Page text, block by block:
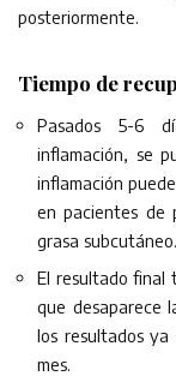
posteriormente.
Tiempo de
Pasados 5-6
inflamación, se
inflamación
en pacientes de
grasa subcutáneo.
El resultado final
que desaparece
los resultados
mes.